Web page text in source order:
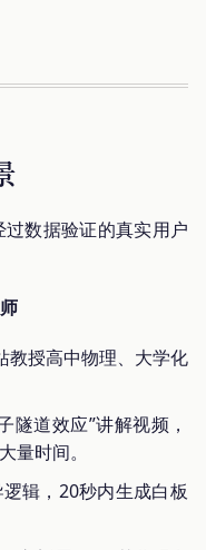
数据验证的真实用户
教授高中物理、大学化
隧道效应”讲解视频，
量时间。
辑，20秒内生成白板